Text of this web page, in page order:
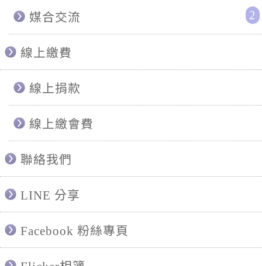
2
媒合交流
線上繳費
線上捐款
線上繳會費
聯絡我們
LINE 分享
Facebook 粉絲專頁